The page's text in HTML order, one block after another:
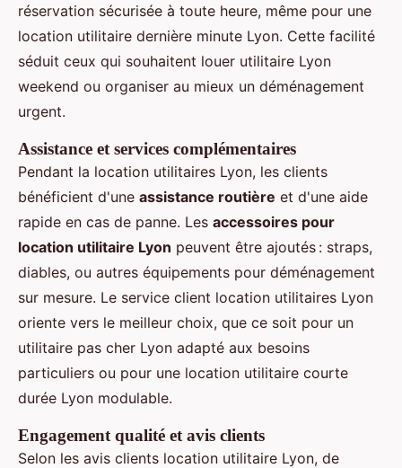
réservation sécurisée à toute heure, même pour une
location utilitaire dernière minute Lyon. Cette facilité
séduit ceux qui souhaitent louer utilitaire Lyon
weekend ou organiser au mieux un déménagement
urgent.
Assistance et services complémentaires
Pendant la location utilitaires Lyon, les clients
bénéficient d'une assistance routière et d'une aide
rapide en cas de panne. Les accessoires pour
location utilitaire Lyon peuvent être ajoutés : straps,
diables, ou autres équipements pour déménagement
sur mesure. Le service client location utilitaires Lyon
oriente vers le meilleur choix, que ce soit pour un
utilitaire pas cher Lyon adapté aux besoins
particuliers ou pour une location utilitaire courte
durée Lyon modulable.
Engagement qualité et avis clients
Selon les avis clients location utilitaire Lyon, de